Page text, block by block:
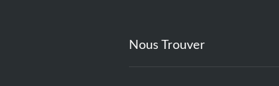
Nous Trouver